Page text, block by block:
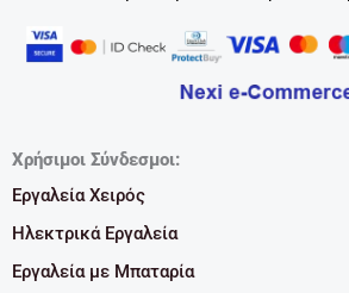
Χρήσιμοι Σύνδεσμοι:
Εργαλεία Χειρός
Ηλεκτρικά Εργαλεία
Εργαλεία με Μπαταρία